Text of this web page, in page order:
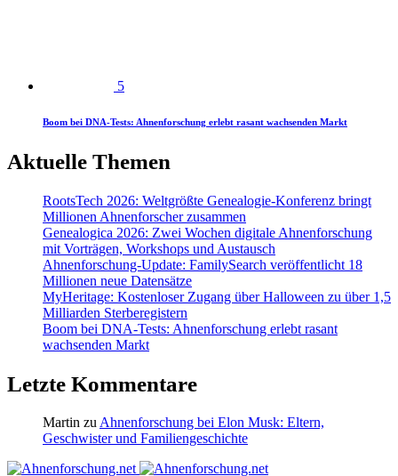
5
Boom bei DNA-Tests: Ahnenforschung erlebt rasant wachsenden Markt
Aktuelle Themen
RootsTech 2026: Weltgrößte Genealogie-Konferenz bringt
Millionen Ahnenforscher zusammen
Genealogica 2026: Zwei Wochen digitale Ahnenforschung
mit Vorträgen, Workshops und Austausch
Ahnenforschung-Update: FamilySearch veröffentlicht 18
Millionen neue Datensätze
MyHeritage: Kostenloser Zugang über Halloween zu über 1,5
Milliarden Sterberegistern
Boom bei DNA-Tests: Ahnenforschung erlebt rasant
wachsenden Markt
Letzte Kommentare
Martin zu Ahnenforschung bei Elon Musk: Eltern,
Geschwister und Familiengeschichte